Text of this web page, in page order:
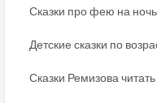
Сказки про фею на
Детские сказки по
Сказки Ремизова читать